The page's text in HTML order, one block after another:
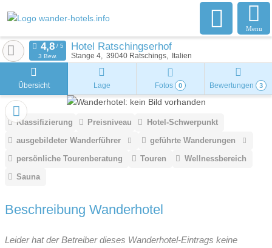
Menu
Hotel Ratschingserhof
Stange 4 39040 Ratschings Italien
3 Bew.
Übersicht Lage Fotos 0 Bewertungen 3
Klassifizierung Preisniveau
Hotel-Schwerpunkt
ausgebildeter Wanderführer
geführte Wanderungen
persönliche Tourenberatung
Touren
Wellnessbereich
Sauna
Beschreibung Wanderhotel
Leider hat der Betreiber dieses Wanderhotel-Eintrags keine